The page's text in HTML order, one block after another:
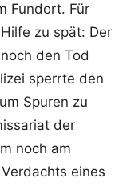
Fundort. Für
zu spät: Der
den Tod
sperrte den
Spuren zu
der
noch am
eines